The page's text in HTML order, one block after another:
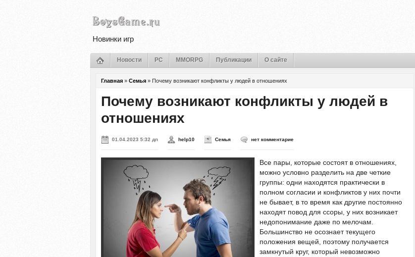
Новинки игр
Новости PC MMORPG Публикации О сайте
Главная » Семья » Почему возникают конфликты у людей в отношениях
Почему возникают конфликты у людей в
отношениях
01.04.2023 5:32 дп help10 Семья нет комментарие
Все пары, которые состоят в отношениях,
можно условно разделить на две четкие
группы: одни находятся практически в
полном согласии и конфликтов у них почти
не бывает, в то время как другие постоянно
находят повод для ссоры, у них возникает
недопонимание даже по мелочам.
Большинство не осознает текущего
положения вещей, поэтому получается
замкнутый круг, который невозможно